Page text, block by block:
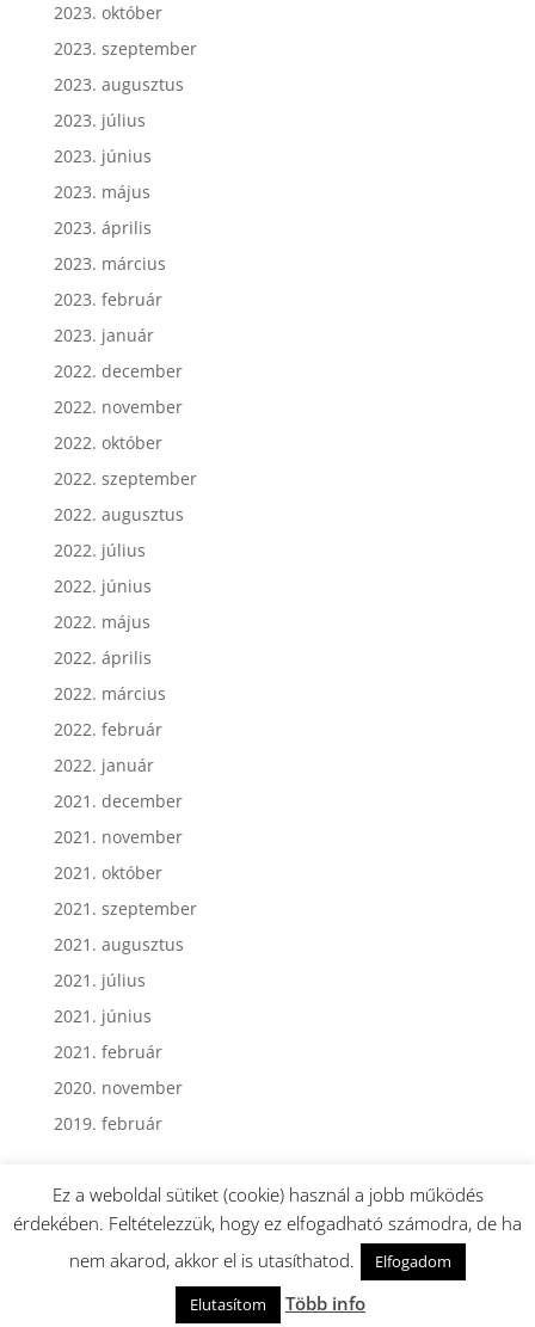
2023. október
2023. szeptember
2023. augusztus
2023. július
2023. június
2023. május
2023. április
2023. március
2023. február
2023. január
2022. december
2022. november
2022. október
2022. szeptember
2022. augusztus
2022. július
2022. június
2022. május
2022. április
2022. március
2022. február
2022. január
2021. december
2021. november
2021. október
2021. szeptember
2021. augusztus
2021. július
2021. június
2021. február
2020. november
2019. február
Webmester: Dormán György - Minden jog fenntartva.
EGÉSZSÉG és DIETETIKA © 2019
Ez a weboldal sütiket (cookie) használ a jobb működés
érdekében. Feltételezzük, hogy ez elfogadható számodra, de ha
nem akarod, akkor el is utasíthatod.
Elfogadom
Elutasítom
Több info